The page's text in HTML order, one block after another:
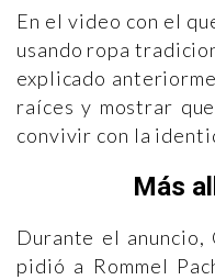
En el video con el
usando ropa
explicado
raíces y mostrar
convivir con la
Más
Durante el anuncio,
pidió a Rommel